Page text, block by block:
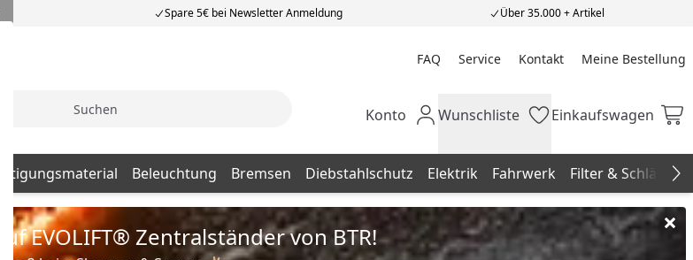
Spare 5€ bei Newsletter Anmeldung Über 35.000 + Artikel
FAQ Service Kontakt Meine Bestellung
Meine Bestellung
Mein Konto
Konto Wunschliste
Wunschliste Einkaufswagen
Einkaufswagen
Beleuchtung Bremsen Diebstahlschutz Elektrik Fahrwerk Filter & Schläuche
EVOLIFT® Zentralständer von BTR!